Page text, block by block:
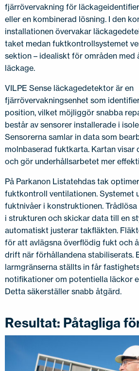
fjärrövervakning för
eller en kombinerad lösning. I den
installationen övervakar
taket medan fuktkontrollsystemet
sektion – idealiskt för områden med
läckage.
VILPE Sense läckagedetektor är en
fjärrövervakningsenhet som
position, vilket möjliggör snabba
består av sensorer installerade i
Sensorerna samlar in data som
molnbaserad fuktkarta. Kartan visar
och gör underhållsarbetet mer
På Parkanon Listatehdas tak
fuktkontroll ventilationen. Systemet
fuktnivåer i konstruktionen.
i strukturen och skickar data till en
automatiskt justerar takfläkten.
för att avlägsna överflödig fukt och
drift när förhållandena stabiliserats.
larmgränserna ställts in får
notifikationer om potentiella läckor
Detta säkerställer snabb åtgärd.
Resultat: Påtagliga